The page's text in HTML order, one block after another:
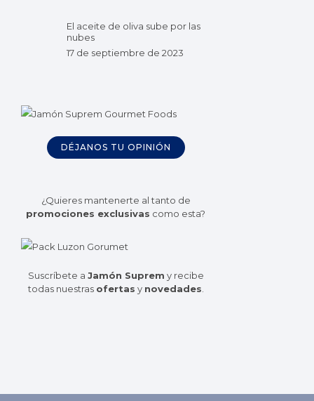
El aceite de oliva sube por las
nubes
17 de septiembre de 2023
DÉJANOS TU OPINIÓN
¿Quieres mantenerte al tanto de
promociones exclusivas como esta?
Suscríbete a Jamón Suprem y recibe
todas nuestras ofertas y novedades